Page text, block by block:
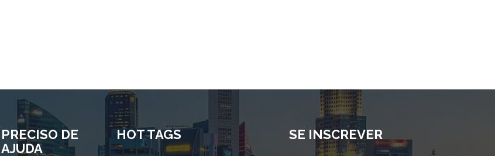
SE INSCREVER
PRECISO DE
AJUDA
HOT TAGS